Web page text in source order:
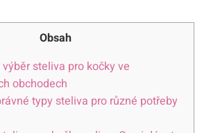
Obsah
steliva pro kočky ve
obchodech
typy steliva pro různé potřeby